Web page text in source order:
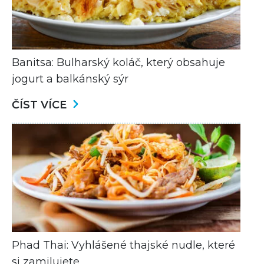
Banitsa: Bulharský koláč, který obsahuje
jogurt a balkánský sýr
ČÍST VÍCE
Phad Thai: Vyhlášené thajské nudle, které